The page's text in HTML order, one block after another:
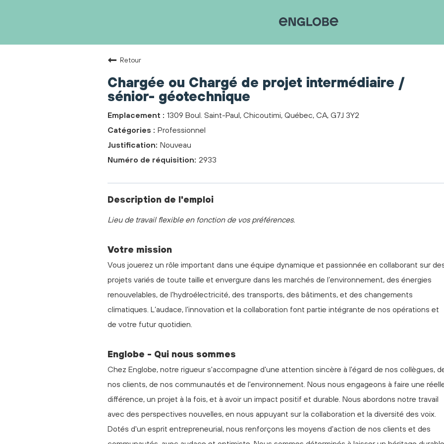
Retour
Chargée ou Chargé de projet intermédiaire /
sénior- géotechnique
1309 Boul. Saint-Paul, Chicoutimi, Québec, CA, G7J 3Y2
Professionnel
Nouveau
2933
Description de l'emploi
Lieu de travail flexible en fonction de vos préférences.
Votre mission
Vous jouerez un rôle important dans une équipe dynamique et passionnée en collaborant sur
projets variés de toute taille et envergure dans les marchés de l’environnement, des énergies
renouvelables, de l’hydroélectricité, des transports, des bâtiments, et des changements
climatiques. L’audace, l’innovation et la collaboration font partie intégrante de nos opérations et
de votre futur quotidien.
Englobe - Qui nous sommes
Chez Englobe, notre rigueur s'accompagne d'une attention sincère à l'égard de nos collègues,
nos clients, de nos communautés et de l'environnement. Nous nous engageons à faire une
différence, un projet à la fois, et à avoir un impact positif et durable. Nous abordons notre travail
avec des perspectives nouvelles, en nous appuyant sur la collaboration et la diversité des voix.
Dotés d'un esprit entrepreneurial, nous renforçons les moyens d'action de nos clients et des